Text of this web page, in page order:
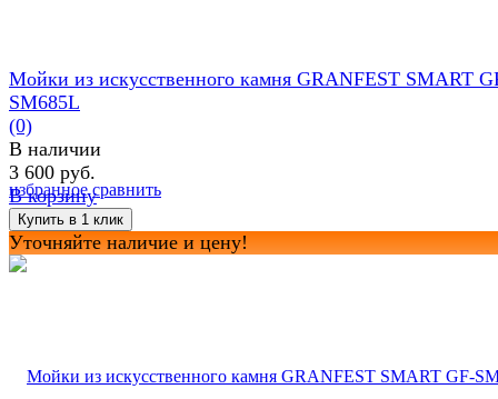
избранное сравнить
Мойки из искусственного камня GRANFEST SMART
SM685L
(0)
В наличии
3 600 руб.
В корзину
Уточняйте наличие и цену!